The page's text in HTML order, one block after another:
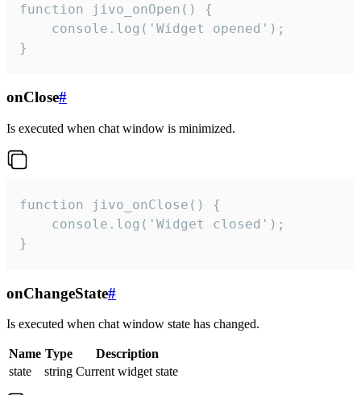
function jivo_onOpen() {
    console.log('Widget opened');
}
onClose#
Is executed when chat window is minimized.
function jivo_onClose() {
    console.log('Widget closed');
}
onChangeState#
Is executed when chat window state has changed.
Name Type
Description
state
string Current widget state